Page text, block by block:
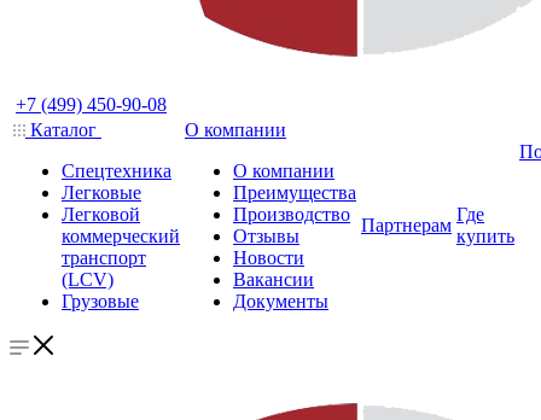
+7 (499) 450-90-08
Каталог
Спецтехника
Легковые
Легковой
коммерческий
транспорт
(LCV)
Грузовые
О компании
О компании
Преимущества
Производство
Отзывы
Новости
Вакансии
Документы
Партнерам
Где
купить